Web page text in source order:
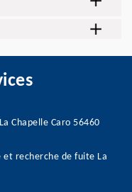
Chapelle Caro 56460
recherche de fuite La